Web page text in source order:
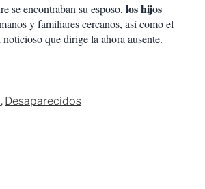
se encontraban su esposo, los hijos
y familiares cercanos, así como el
que dirige la ahora ausente.
Desaparecidos